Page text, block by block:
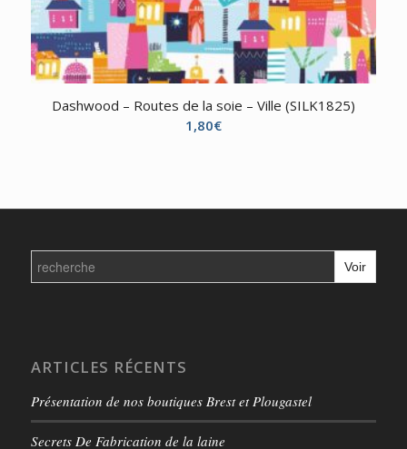
Dashwood – Routes de la soie – Ville (SILK1825)
1,80€
Search
for:
ARTICLES RÉCENTS
Présentation de nos boutiques Brest et Plougastel
Secrets De Fabrication de la laine